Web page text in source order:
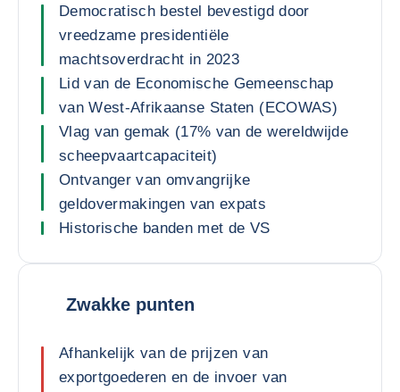
Democratisch bestel bevestigd door
vreedzame presidentiële
machtsoverdracht in 2023
Lid van de Economische Gemeenschap
van West-Afrikaanse Staten (ECOWAS)
Vlag van gemak (17% van de wereldwijde
scheepvaartcapaciteit)
Ontvanger van omvangrijke
geldovermakingen van expats
Historische banden met de VS
Zwakke punten
Afhankelijk van de prijzen van
exportgoederen en de invoer van